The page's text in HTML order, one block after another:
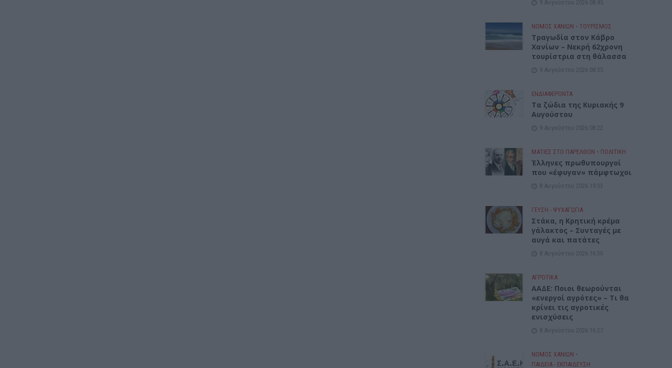
9 Αυγούστου 2026 08:45
ΝΟΜΌΣ ΧΑΝΊΩΝ • ΤΟΥΡΙΣΜΟΣ
Τραγωδία στον Κάβρο
Χανίων – Νεκρή 62χρονη
τουρίστρια στη θάλασσα
9 Αυγούστου 2026 08:35
ΕΝΔΙΑΦΕΡΟΝΤΑ
Τα ζώδια της Κυριακής 9
Αυγούστου
9 Αυγούστου 2026 08:22
ΜΑΤΙΕΣ ΣΤΟ ΠΑΡΕΛΘΟΝ • ΠΟΛΙΤΙΚΗ
Έλληνες πρωθυπουργοί
που «έφυγαν» πάμφτωχοι
8 Αυγούστου 2026 19:33
ΓΕΎΣΗ - ΨΥΧΑΓΩΓΊΑ
Στάκα, η Κρητική κρέμα
γάλακτος – Συνταγές με
αυγά και πατάτες
8 Αυγούστου 2026 16:30
ΑΓΡΟΤΙΚΑ
ΑΑΔΕ: Ποιοι θεωρούνται
«ενεργοί αγρότες» – Τι θα
κρίνει τις αγροτικές
ενισχύσεις
8 Αυγούστου 2026 16:27
ΝΟΜΌΣ ΧΑΝΊΩΝ •
ΠΑΙΔΕΙΑ - ΕΚΠΑΙΔΕΥΣΗ